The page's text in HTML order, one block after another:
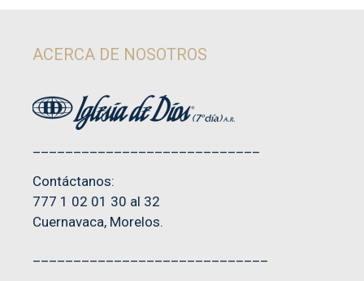
ACERCA DE NOSOTROS
Contáctanos:
777 1 02 01 30 al 32
Cuernavaca, Morelos.